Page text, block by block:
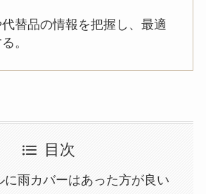
替品の情報を把握し、最適
。
目次
に雨カバーはあった方が良い